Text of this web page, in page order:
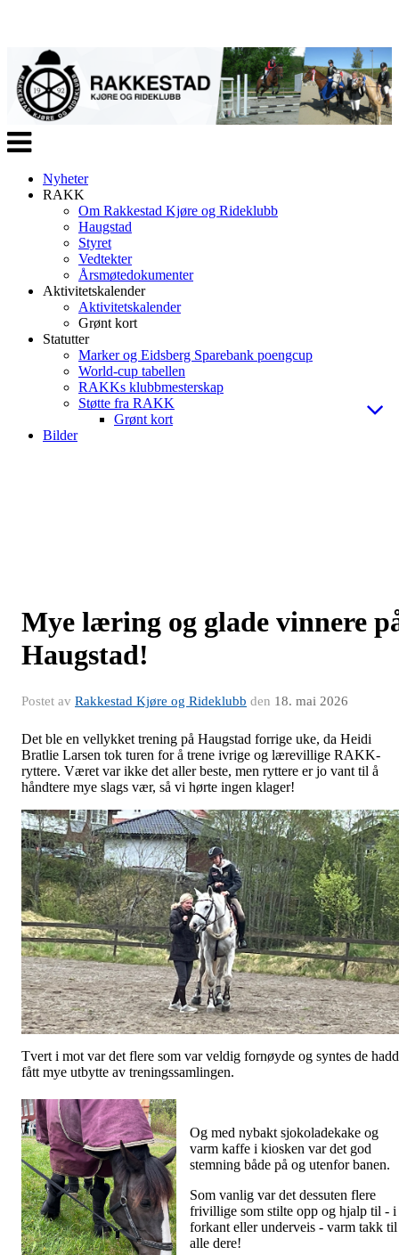
Veksle
navigasjon
Nyheter
RAKK
Om Rakkestad Kjøre og Rideklubb
Haugstad
Styret
Vedtekter
Årsmøtedokumenter
Aktivitetskalender
Aktivitetskalender
Grønt kort
Statutter
Marker og Eidsberg Sparebank poengcup
World-cup tabellen
RAKKs klubbmesterskap
Støtte fra RAKK
Grønt kort
Bilder
Mye læring og glade vinnere
Haugstad!
Postet av Rakkestad Kjøre og Rideklubb den 18. mai 2026
Det ble en vellykket trening på Haugstad forrige uke, da Heidi
Bratlie Larsen tok turen for å trene ivrige og lærevillige RAKK-
ryttere. Været var ikke det aller beste, men ryttere er jo vant til å
håndtere mye slags vær, så vi hørte ingen klager!
Tvert i mot var det flere som var veldig fornøyde og syntes de
fått mye utbytte av treningssamlingen.
Og med nybakt sjokoladekake og
varm kaffe i kiosken var det god
stemning både på og utenfor banen.
Som vanlig var det dessuten flere
frivillige som stilte opp og hjalp til - i
forkant eller underveis - varm takk til
alle dere!